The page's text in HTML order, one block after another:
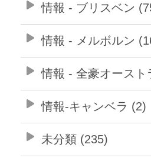
情報 - ブリスベン
情報 - メルボルン
情報 - 全豪オースト
情報-キャンベラ (2)
未分類 (235)